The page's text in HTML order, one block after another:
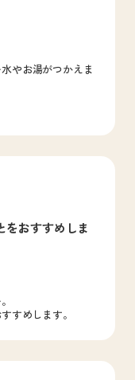
やお湯がつかえま
をおすすめしま
すめします。